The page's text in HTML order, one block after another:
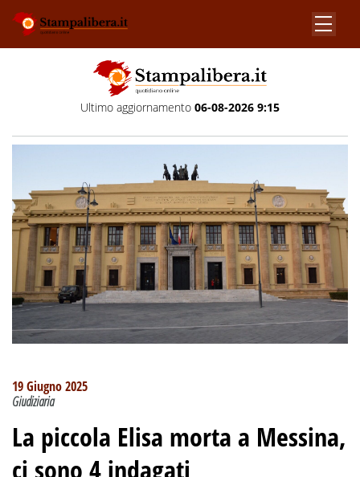
Ultimo aggiornamento 06-08-2026 9:15
19 Giugno 2025
Giudiziaria
La piccola Elisa morta a Messina,
ci sono 4 indagati